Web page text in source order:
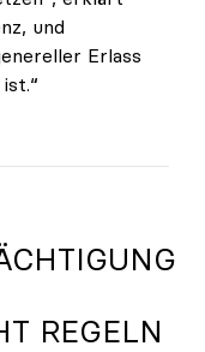
und
Erlass
derzeit nicht
REGELN